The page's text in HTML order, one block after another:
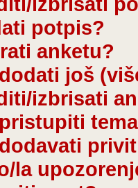
potpis?
anketu?
još
izbrisati
la